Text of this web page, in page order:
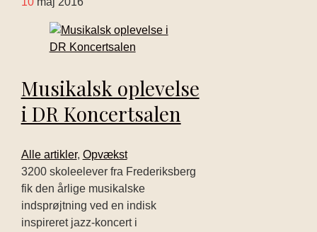
Musikalsk oplevelse
i DR Koncertsalen
Alle artikler, Opvækst
3200 skoleelever fra Frederiksberg
fik den årlige musikalske
indsprøjtning ved en indisk
inspireret jazz-koncert i